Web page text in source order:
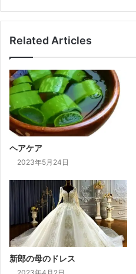
Related Articles
ヘアケア
2023年5月24日
新郎の母のドレス